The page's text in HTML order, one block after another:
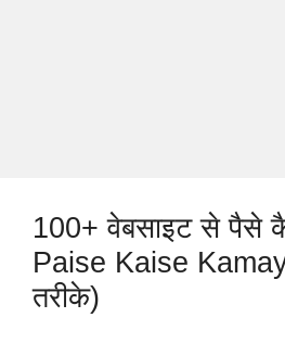
100+ वेबसाइट से पैसे
Paise Kaise
तरीके)